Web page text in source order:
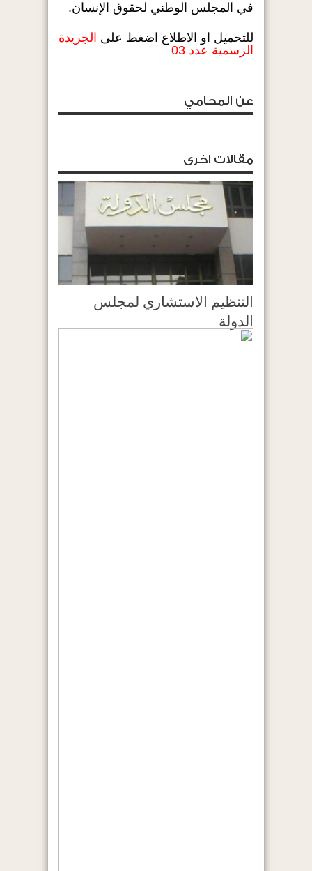
في المجلس الوطني لحقوق الإنسان.
للتحميل او الاطلاع اضغط على الجريدة
الرسمية عدد 03
عن المحامي
مقالات اخرى
التنظيم الاستشاري لمجلس
الدولة